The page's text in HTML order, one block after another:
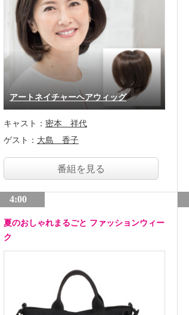
アートネイチャーヘアウィッグ
キャスト： 密本 祥代
ゲスト： 大島 香子
番組を見る
4:00
夏のおしゃれまるごと ファッションウィー
ク